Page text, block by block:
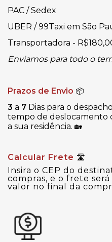
PAC / Sedex
UBER / 99Taxi em São
Transportadora -
Enviamos para todo o
Prazos de Envio 📦
3 a 7 Dias para o
tempo de deslocamento
a sua residência. 🏡
Calcular Frete 🛣
Insira o CEP do
compras, e o frete
valor no final da